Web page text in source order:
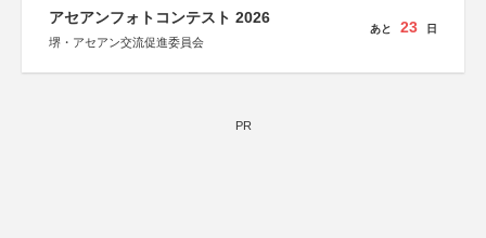
アセアンフォトコンテスト 2026
堺・アセアン交流促進委員会
あと 23 日
PR